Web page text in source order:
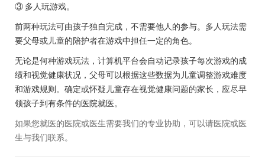
③ 多人玩游戏。
前两种玩法可由孩子独自完成，不需要他人的参与。多人玩法需
要父母或儿童的陪护者在游戏中担任一定的角色。
无论是何种游戏玩法，计算机平台会自动记录孩子每次游戏的成
绩和视觉健康状况，父母可以根据这些数据为儿童调整游戏难度
和游戏规则。确定或怀疑儿童存在视觉健康问题的家长，应尽早
领孩子到有条件的医院就医。
如果您就医的医院或医生需要我们的专业协助，可以请医院或医
生与我们联系。